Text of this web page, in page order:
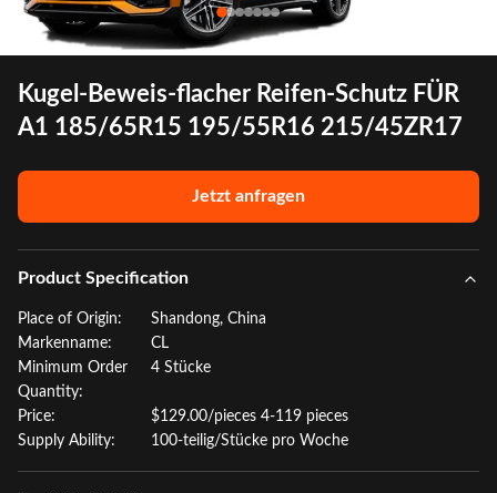
Kugel-Beweis-flacher Reifen-Schutz FÜR
A1 185/65R15 195/55R16 215/45ZR17
Jetzt anfragen
Product Specification
Place of Origin:
Shandong, China
Markenname:
CL
Minimum Order
Quantity:
4 Stücke
Price:
$129.00/pieces 4-119 pieces
Supply Ability:
100-teilig/Stücke pro Woche